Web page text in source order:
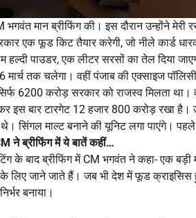
मान ब्रीफिंग की। इस दौरान उन्होंने मेरी
एक फूड किट तैयार करेगी, जो नीले कार्ड
पाउडर, एक लीटर सरसों का तेल दिया
तक चलेगा। वहीं पंजाब की एक्साइज
6200 करोड़ सरकार को राजस्व मिलता
इस बार टारगेट 12 हजार 800 करोड़ रखा
सिंगल माल्ट बनाने की यूनिट लगा पाएंगे। पहले
ने ब्रीफिंग में ये बातें कहीं…
के बाद ब्रीफिंग में CM भगवंत ने कहा- एक बड़ी
लिए जाने जाते हैं। जब भी देश में फूड
बनाया।